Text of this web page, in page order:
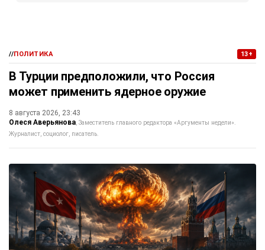
//ПОЛИТИКА 13+
В Турции предположили, что Россия
может применить ядерное оружие
8 августа 2026, 23:43
Олеся Аверьянова Заместитель главного редактора «Аргументы недели».
Журналист, социолог, писатель.